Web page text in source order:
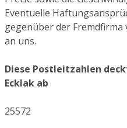
Eventuelle
gegenüber der
an uns.
Diese Postleitzahlen
Ecklak ab
25572